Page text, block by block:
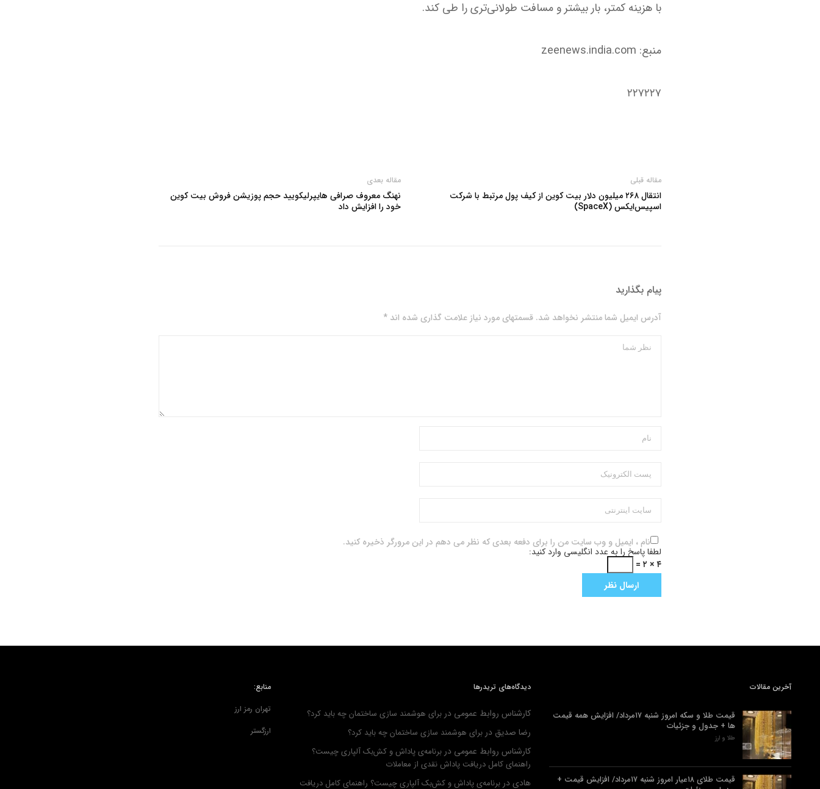
با هزینه کمتر، بار بیشتر و مسافت طولانی‌تری را طی کند.
منبع: zeenews.india.com
۲۲۷۲۲۷
مقاله قبلی
انتقال ۲۶۸ میلیون دلار بیت کوین از کیف پول مرتبط با شرکت
اسپیس‌ایکس (SpaceX)
مقاله بعدی
نهنگ معروف صرافی هایپرلیکویید حجم پوزیشن فروش بیت کوین
خود را افزایش داد
پیام بگذارید
آدرس ایمیل شما منتشر نخواهد شد. قسمتهای مورد نیاز علامت گذاری شده اند *
نام ، ایمیل و وب سایت من را برای دفعه بعدی که نظر می دهم در این مرورگر ذخیره کنید.
لطفا پاسخ را به عدد انگلیسی وارد کنید:
۴ × ۲ =
آخرین مقالات
قیمت طلا و سکه امروز شنبه ۱۷مرداد/ افزایش همه قیمت
ها + جدول و جزئیات
طلا و ارز
قیمت طلای ۱۸عیار امروز شنبه ۱۷مرداد/ افزایش قیمت +
دیدگاه‌های تریدرها
کارشناس روابط عمومی دربرای هوشمند سازی ساختمان چه باید کرد؟
رضا صدیق دربرای هوشمند سازی ساختمان چه باید کرد؟
کارشناس روابط عمومی دربرنامه‌ی پاداش و کش‌بک آلپاری چیست؟
راهنمای کامل دریافت پاداش نقدی از معاملات
هادیدربرنامه‌ی پاداش و کش‌بک آلپاری چیست؟ راهنمای کامل دریافت
منابع:
تهران رمز ارز
ارزگستر